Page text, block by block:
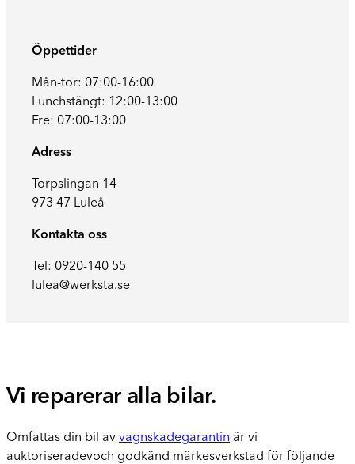
Lagning av stenskott
Byte av vindruta
Boka byte av vindruta
Öppettider
Mån-tor: 07:00-16:00
Lunchstängt: 12:00-13:00
Fre: 07:00-13:00
Adress
Torpslingan 14
973 47 Luleå
Kontakta oss
Tel: 0920-140 55
lulea@werksta.se
Vi reparerar alla bilar.
Omfattas din bil av vagnskadegarantin är vi
auktoriseradevoch godkänd märkesverkstad för följande